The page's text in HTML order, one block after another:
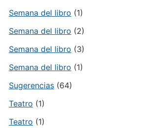
Semana del libro (1)
Semana del libro (2)
Semana del libro (3)
Semana del libro (1)
Sugerencias(64)
Teatro (1)
Teatro (1)